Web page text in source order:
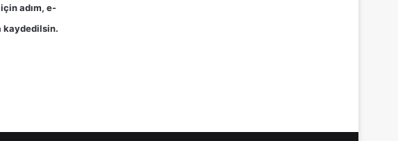
adım, e-
kaydedilsin.